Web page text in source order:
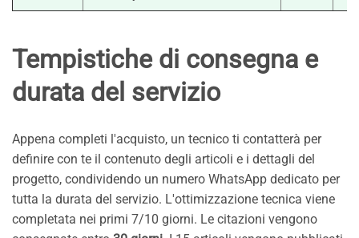
Tempistiche di consegna e
durata del servizio
Appena completi l'acquisto, un tecnico ti contatterà per
definire con te il contenuto degli articoli e i dettagli del
progetto, condividendo un numero WhatsApp dedicato per
tutta la durata del servizio. L'ottimizzazione tecnica viene
completata nei primi 7/10 giorni. Le citazioni vengono